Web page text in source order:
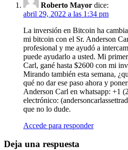
Roberto Mayor dice:
abril 29, 2022 a las 1:34 pm
La inversión en Bitcoin ha
mi bitcoin con el Sr. Anderson
profesional y me ayudó a
puede ayudarlo a usted. Mi
Carl, gané hasta $2600 con mi
Mirando también esta semana,
qué no dar ese paso ahora y
Anderson Carl en whatsapp: +1
electrónico: (
que no lo dude.
Accede para responder
Deja una respuesta